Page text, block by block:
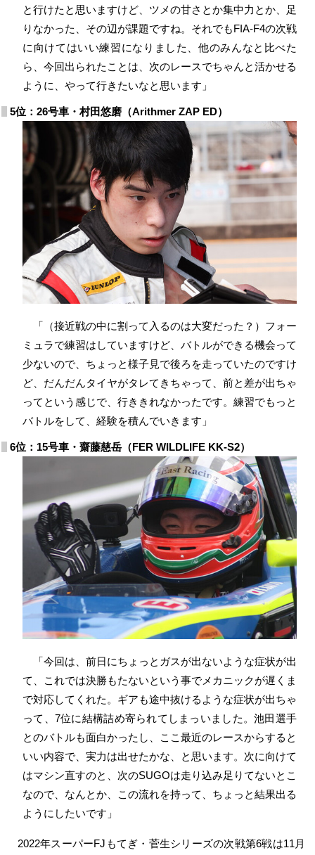
と行けたと思いますけど、ツメの甘さとか集中力とか、足
りなかった、その辺が課題ですね。それでもFIA-F4の次戦
に向けてはいい練習になりました、他のみんなと比べた
ら、今回出られたことは、次のレースでちゃんと活かせる
ように、やって行きたいなと思います」
5位：26号車・村田悠磨（Arithmer ZAP ED）
「（接近戦の中に割って入るのは大変だった？）フォー
ミュラで練習はしていますけど、バトルができる機会って
少ないので、ちょっと様子見で後ろを走っていたのですけ
ど、だんだんタイヤがタレてきちゃって、前と差が出ちゃ
ってという感じで、行ききれなかったです。練習でもっと
バトルをして、経験を積んでいきます」
6位：15号車・齋藤慈岳（FER WILDLIFE KK-S2）
「今回は、前日にちょっとガスが出ないような症状が出
て、これでは決勝もたないという事でメカニックが遅くま
で対応してくれた。ギアも途中抜けるような症状が出ちゃ
って、7位に結構詰め寄られてしまっいました。池田選手
とのバトルも面白かったし、ここ最近のレースからすると
いい内容で、実力は出せたかな、と思います。次に向けて
はマシン直すのと、次のSUGOは走り込み足りてないとこ
なので、なんとか、この流れを持って、ちょっと結果出る
ようにしたいです」
2022年スーパーFJもてぎ・菅生シリーズの次戦第6戦は11月